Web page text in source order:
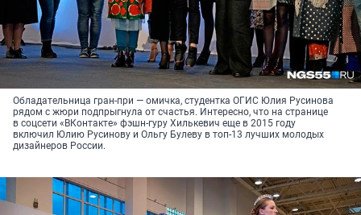
Обладательница гран-при — омичка, студентка ОГИС Юлия Русинова
рядом с жюри подпрыгнула от счастья. Интересно, что на странице
в соцсети «ВКонтакте» фэшн-гуру Хилькевич еще в 2015 году
включил Юлию Русинову и Ольгу Булеву в топ-13 лучших молодых
дизайнеров России.